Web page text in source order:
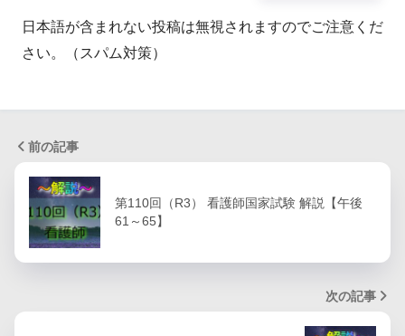
日本語が含まれない投稿は無視されますのでご注意くだ
さい。（スパム対策）
前の記事
第110回（R3） 看護師国家試験 解説【午後
61～65】
次の記事